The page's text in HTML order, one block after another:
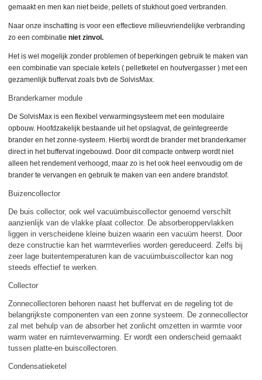
gemaakt en men kan niet beide, pellets of stukhout goed verbranden.
Naar onze inschatting is voor een effectieve milieuvriendelijke verbranding
zo een combinatie niet zinvol.
Het is wel mogelijk zonder problemen of beperkingen gebruik te maken van
een combinatie van speciale ketels ( pelletketel en houtvergasser ) met een
gezamenlijk buffervat zoals bvb de SolvisMax.
Branderkamer module
De SolvisMax is een flexibel verwarmingsysteem met een modulaire
opbouw. Hoofdzakelijk bestaande uit het opslagvat, de geïntegreerde
brander en het zonne-systeem. Hierbij wordt de brander met branderkamer
direct in het buffervat ingebouwd. Door dit compacte ontwerp wordt niet
alleen het rendement verhoogd, maar zo is het ook heel eenvoudig om de
brander te vervangen en gebruik te maken van een andere brandstof.
Buizencollector
De buis collector, ook wel vacuümbuiscollector genoemd verschilt
aanzienlijk van de vlakke plaat collector. De absorberoppervlakken
liggen in verscheidene kleine buizen waarin een vacuüm heerst. Door
deze constructie kan het warmteverlies worden gereduceerd. Zelfs bij
zeer lage buitentemperaturen kan de vacuümbuiscollector kan nog
steeds effectief te werken.
Collector
Zonnecollectoren behoren naast het buffervat en de regeling tot de
belangrijkste componenten van een zonne systeem. De zonnecollector
zal met behulp van de absorber het zonlicht omzetten in warmte voor
warm water en ruimteverwarming. Er wordt een onderscheid gemaakt
tussen platte-en buiscollectoren.
Condensatieketel